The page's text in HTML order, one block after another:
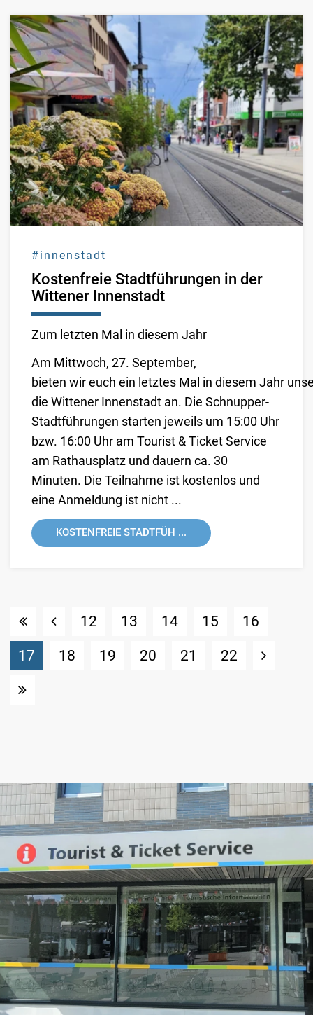
#innenstadt
Kostenfreie Stadtführungen in der
Wittener Innenstadt
Zum letzten Mal in diesem Jahr
Am Mittwoch, 27. September,
bieten wir euch ein letztes Mal in diesem Jahr
die Wittener Innenstadt an. Die Schnupper-
Stadtführungen starten jeweils um 15:00 Uhr
bzw. 16:00 Uhr am Tourist & Ticket Service
am Rathausplatz und dauern ca. 30
Minuten. Die Teilnahme ist kostenlos und
eine Anmeldung ist nicht ...
KOSTENFREIE STADTFÜH ...
12 13 14 15
16
17 (Standort)
18 19 20 21 22